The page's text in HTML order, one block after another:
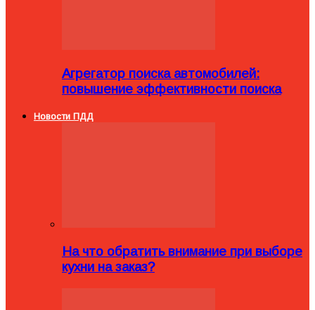
Агрегатор поиска автомобилей:
повышение эффективности поиска
Новости ПДД
На что обратить внимание при выборе
кухни на заказ?